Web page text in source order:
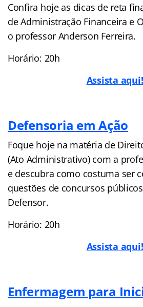
Confira hoje as dicas de reta
de Administração Financeira e
o professor Anderson Ferreira.
Horário: 20h
Assista aqui!
Defensoria em Ação
Foque hoje na matéria de
(Ato Administrativo) com a
e descubra como costuma ser
questões de concursos
Defensor.
Horário: 20h
Assista aqui!
Enfermagem para